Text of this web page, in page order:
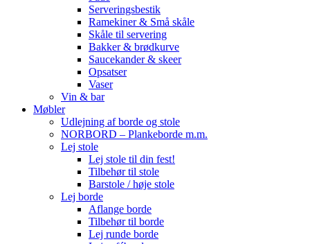
Serveringsbestik
Ramekiner & Små skåle
Skåle til servering
Bakker & brødkurve
Saucekander & skeer
Opsatser
Vaser
Vin & bar
Møbler
Udlejning af borde og stole
NORBORD – Plankeborde m.m.
Lej stole
Lej stole til din fest!
Tilbehør til stole
Barstole / høje stole
Lej borde
Aflange borde
Tilbehør til borde
Lej runde borde